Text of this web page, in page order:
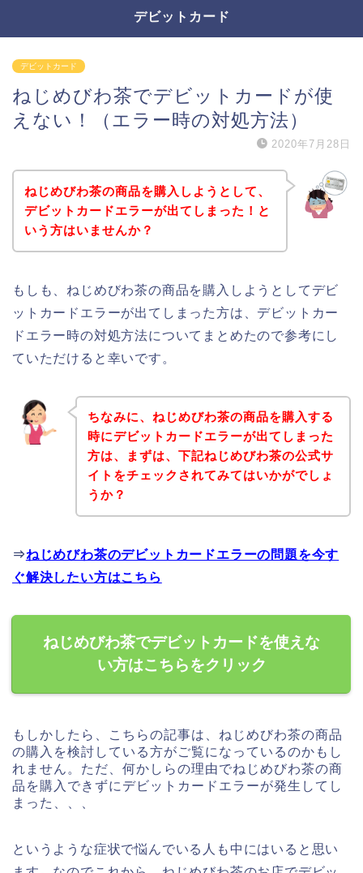
デビットカード
デビットカード
ねじめびわ茶でデビットカードが使
えない！（エラー時の対処方法）
2020年7月28日
ねじめびわ茶の商品を購入しようとして、
デビットカードエラーが出てしまった！と
いう方はいませんか？
もしも、ねじめびわ茶の商品を購入しようとしてデビ
ットカードエラーが出てしまった方は、デビットカー
ドエラー時の対処方法についてまとめたので参考にし
ていただけると幸いです。
ちなみに、ねじめびわ茶の商品を購入する
時にデビットカードエラーが出てしまった
方は、まずは、下記ねじめびわ茶の公式サ
イトをチェックされてみてはいかがでしょ
うか？
⇒ねじめびわ茶のデビットカードエラーの問題を今す
ぐ解決したい方はこちら
ねじめびわ茶でデビットカードを使えな
い方はこちらをクリック
もしかしたら、こちらの記事は、ねじめびわ茶の商品
の購入を検討している方がご覧になっているのかもし
れません。ただ、何かしらの理由でねじめびわ茶の商
品を購入できずにデビットカードエラーが発生してし
まった、、、
というような症状で悩んでいる人も中にはいると思い